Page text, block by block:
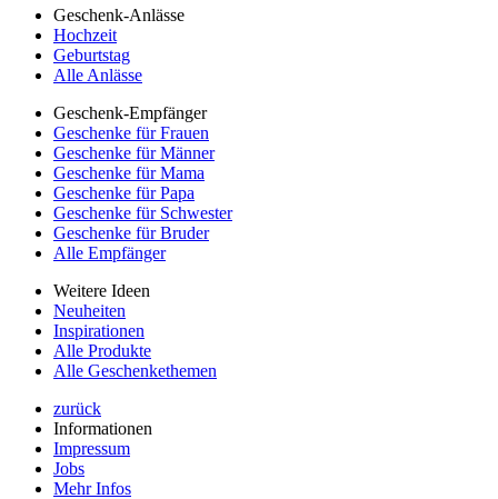
Geschenk-Anlässe
Hochzeit
Geburtstag
Alle Anlässe
Geschenk-Empfänger
Geschenke für Frauen
Geschenke für Männer
Geschenke für Mama
Geschenke für Papa
Geschenke für Schwester
Geschenke für Bruder
Alle Empfänger
Weitere Ideen
Neuheiten
Inspirationen
Alle Produkte
Alle Geschenkethemen
zurück
Informationen
Impressum
Jobs
Mehr Infos